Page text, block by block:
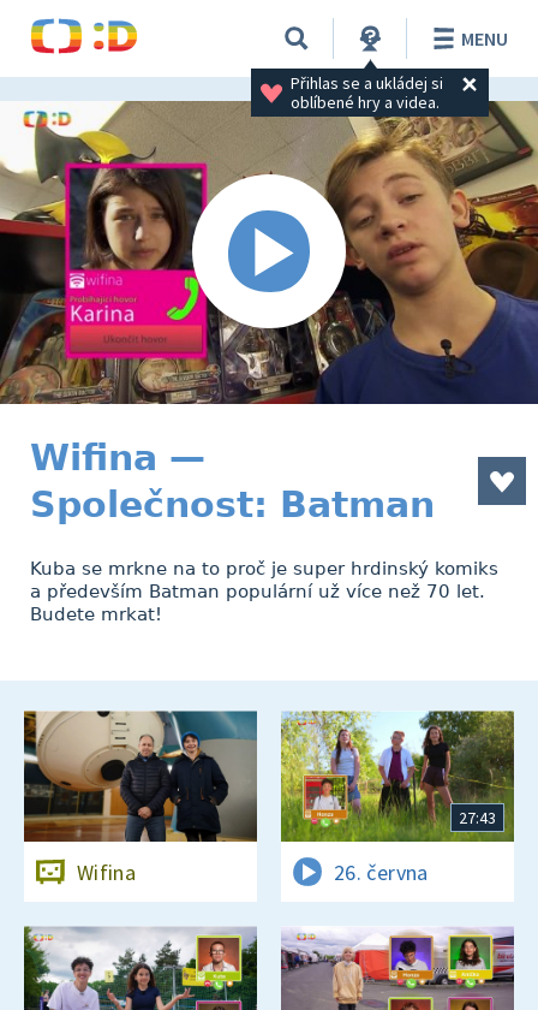
Přihlas se a ukládej si
oblíbené hry a videa.
MENU
Wifina —
Společnost: Batman
Kuba se mrkne na to proč je super hrdinský komiks
a především Batman populární už více než 70 let.
Budete mrkat!
Wifina
27:43
26. června